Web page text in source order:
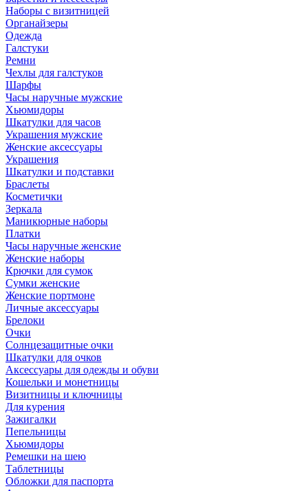
Наборы с визитницей
Органайзеры
Одежда
Галстуки
Ремни
Чехлы для галстуков
Шарфы
Часы наручные мужские
Хьюмидоры
Шкатулки для часов
Украшения мужские
Женские аксессуары
Украшения
Шкатулки и подставки
Браслеты
Косметички
Зеркала
Маникюрные наборы
Платки
Часы наручные женские
Женские наборы
Крючки для сумок
Сумки женские
Женские портмоне
Личные аксессуары
Брелоки
Очки
Солнцезащитные очки
Шкатулки для очков
Аксессуары для одежды и обуви
Кошельки и монетницы
Визитницы и ключницы
Для курения
Зажигалки
Пепельницы
Хьюмидоры
Ремешки на шею
Таблетницы
Обложки для паспорта